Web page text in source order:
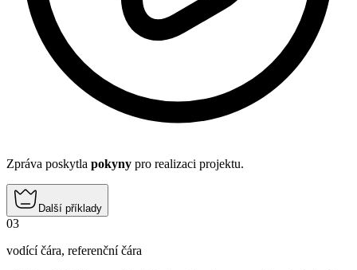
Zpráva poskytla pokyny pro realizaci projektu.
Další příklady
03
vodící čára, referenční čára